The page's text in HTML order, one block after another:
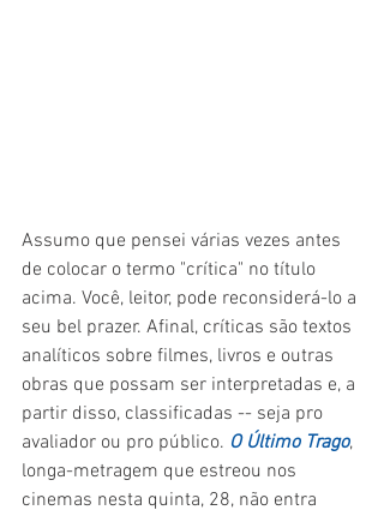
Assumo que pensei várias vezes antes
de colocar o termo "crítica" no título
acima. Você, leitor, pode reconsiderá-lo a
seu bel prazer. Afinal, críticas são textos
analíticos sobre filmes, livros e outras
obras que possam ser interpretadas e, a
partir disso, classificadas -- seja pro
avaliador ou pro público. O Último Trago,
longa-metragem que estreou nos
cinemas nesta quinta, 28, não entra